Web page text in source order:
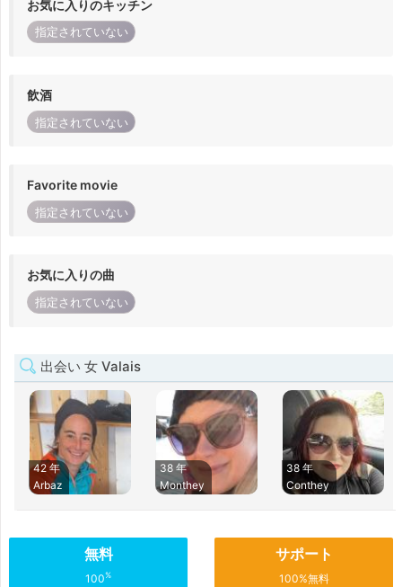
お気に入りのキッチン
指定されていない
飲酒
指定されていない
Favorite movie
指定されていない
お気に入りの曲
指定されていない
出会い 女 Valais
42 年
Arbaz
38 年
Monthey
38 年
Conthey
無料
100%
サポート
100%無料